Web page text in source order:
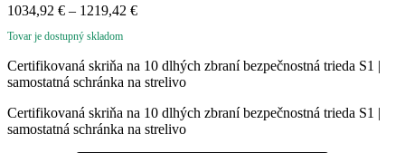
1034,92 € – 1219,42 €Price
through
1219,42 €
Tovar je dostupný skladom
Certifikovaná skriňa na 10 dlhých zbraní bezpečnostná trieda S1 |
samostatná schránka na strelivo
Certifikovaná skriňa na 10 dlhých zbraní bezpečnostná trieda S1 |
samostatná schránka na strelivo